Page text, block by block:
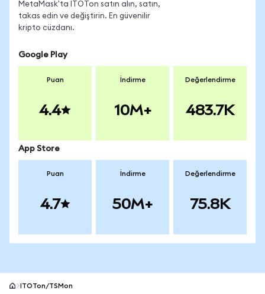
MetaMask'ta ITOTon satın alın, satın,
takas edin ve değiştirin. En güvenilir
kripto cüzdanı.
Google Play
Puan
4.4
İndirme
10M+
Değerlendirme
483.7K
App Store
Puan
4.7
İndirme
50M+
Değerlendirme
75.8K
ITOTon/TSMon